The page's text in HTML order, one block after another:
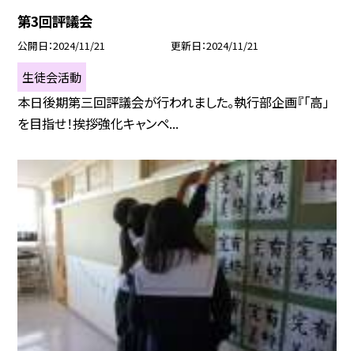
第3回評議会
公開日 2024/11/21 更新日 2024/11/21
生徒会活動
本日後期第三回評議会が行われました。執行部企画『「高」
を目指せ！挨拶強化キャンペ...